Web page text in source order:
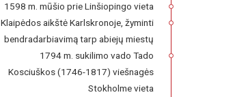
1598 m. mūšio prie Linšiopingo vieta
Klaipėdos aikštė Karlskronoje, žyminti
bendradarbiavimą tarp abiejų miestų
1794 m. sukilimo vado Tado
Kosciuškos (1746-1817) viešnagės
Stokholme vieta